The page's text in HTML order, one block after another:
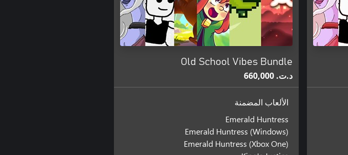
Old School Vibes Bundle
د.ت.‏ 660,000
الألعاب المضمنة
Emerald Huntress
Emerald Huntress (Windows)
Emerald Huntress (Xbox One)